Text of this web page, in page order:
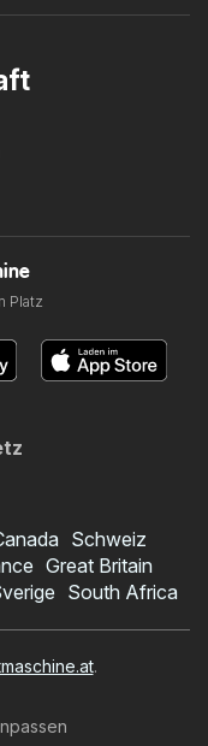
Platz
Schweiz
Great Britain
South Africa
.